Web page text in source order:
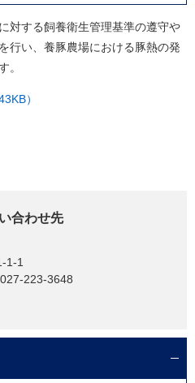
対する飼養衛生管理基準の遵守や
行い、養豚農場における豚熱の発
。
）
合わせ先
1-1
223-3648